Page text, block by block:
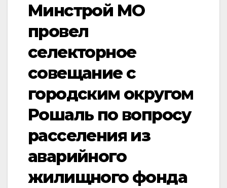
Минстрой МО
провел
селекторное
совещание с
городским округом
Рошаль по вопросу
расселения из
аварийного
жилищного фонда